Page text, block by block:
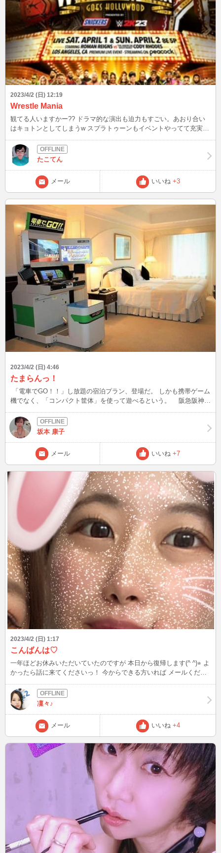
2023/4/2 (日) 12:19
Wrestle Mania
観てる人いますかー?? ドラマ的な演出も迫力もすごい。あおり合い
はキョトンとしてしまうw スプラトゥーンもイベントやってて充実す
いてきて(明日はまた雪予報ですが汗)花粉症じゃないけど砂ホコリに
やられて咳がまだ続いてます.. それではまた~
たこてん
メール いいね +3
2023/4/2 (日) 4:46
たまらんっ！
「電車でGO！！」し放題の宿泊プラン、登場だ。 しかも携帯ゲーム
機でなく、「コンパクト筐体」を使って遊べるという。 阪急阪神第
周年を記念した特別企画で、2023年4月1日～6月30日の期間に宿泊で
きる。 生きてるうちに行きたいっしょ、コレ。 でも、６月３０日ま
でって・・・もう泣くっしょ、コレ 涙
坂本 康子
メール いいね +7
2023/4/2 (日) 1:17
こんばんは♡
一年ほどお休みいただいていたのですが 本日から復帰します(^ ^)⭐︎ よ
かったら話に来てくださいっ！ 今からできる方いれば メールくださ
凜々♪
メール いいね +4